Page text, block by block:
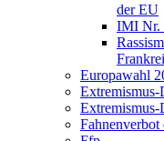
der EU
IMI Nr.
Europawahl
Extremismus-
Extremismus-